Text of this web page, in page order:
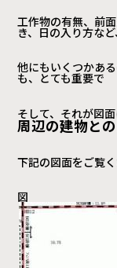
工作物の有無、前
き、日の入り方な
他にもいくつかあ
も、とても重要で
そして、それが図
周辺の建物と
下記の図面をご覧く
図